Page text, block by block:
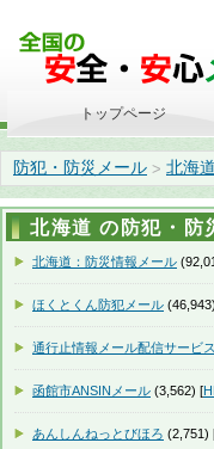
防犯・防災メール > 北海道
トップページ
北海道 の防犯・防
北海道：防災情報メール
ほくとくん防犯メール
通行止情報メール配信サービス
函館市ANSINメール (3,562) [
あんしんねっとびほろ (2,751)